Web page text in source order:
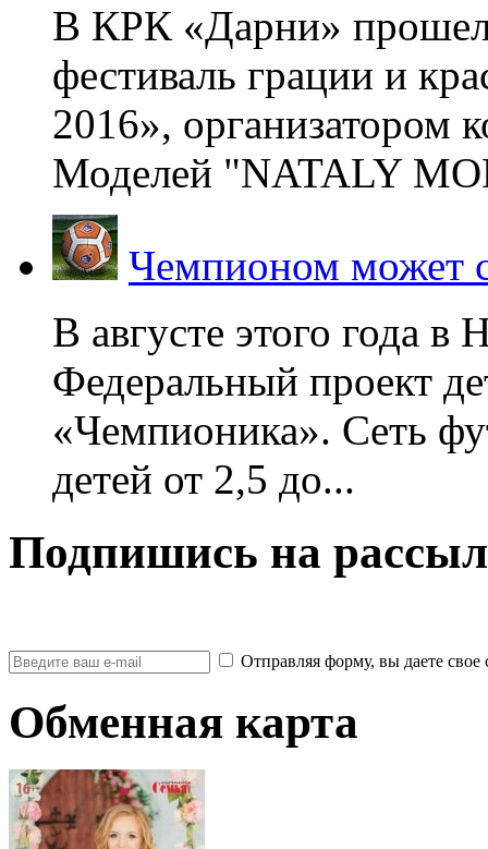
В КРК «Дарни»
фестиваль грации и
2016», организатором
Моделей "NATALY
Чемпионом может
В августе этого года
Федеральный проект
«Чемпионика». Сеть
детей от 2,5 до...
Подпишись на
Отправляя форму, вы даете
Обменная карта